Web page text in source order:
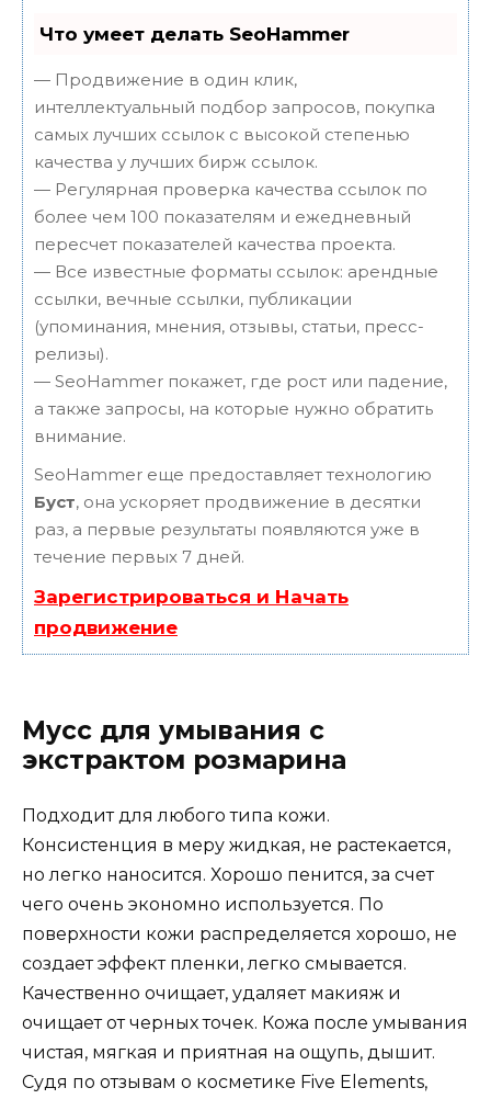
Что умеет делать SeoHammer
— Продвижение в один клик,
интеллектуальный подбор запросов, покупка
самых лучших ссылок с высокой степенью
качества у лучших бирж ссылок.
— Регулярная проверка качества ссылок по
более чем 100 показателям и ежедневный
пересчет показателей качества проекта.
— Все известные форматы ссылок: арендные
ссылки, вечные ссылки, публикации
(упоминания, мнения, отзывы, статьи, пресс-
релизы).
— SeoHammer покажет, где рост или падение,
а также запросы, на которые нужно обратить
внимание.
SeoHammer еще предоставляет технологию
Буст, она ускоряет продвижение в десятки
раз, а первые результаты появляются уже в
течение первых 7 дней.
Зарегистрироваться и Начать
продвижение
Мусс для умывания с
экстрактом розмарина
Подходит для любого типа кожи.
Консистенция в меру жидкая, не растекается,
но легко наносится. Хорошо пенится, за счет
чего очень экономно используется. По
поверхности кожи распределяется хорошо, не
создает эффект пленки, легко смывается.
Качественно очищает, удаляет макияж и
очищает от черных точек. Кожа после умывания
чистая, мягкая и приятная на ощупь, дышит.
Судя по отзывам о косметике Five Elements,